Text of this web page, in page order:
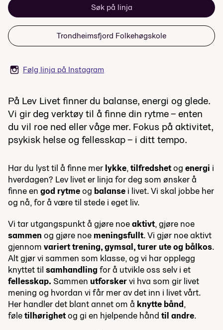
Søk på linja
Trondheimsfjord Folkehøgskole
Følg linja på Instagram
På Lev Livet finner du balanse, energi og glede.
Vi gir deg verktøy til å finne din rytme – enten
du vil roe ned eller våge mer. Fokus på aktivitet,
psykisk helse og fellesskap – i ditt tempo.
Har du lyst til å finne mer lykke,tilfredshetog energi i
hverdagen? Lev livet er linja for deg som ønsker å
finne en god rytmeog balanse i livet. Vi skal jobbe her
og nå, for å være til stede i eget liv.
Vi tar utgangspunkt å gjøre noeaktivt, gjøre noe
sammen og gjøre noe meningsfullt. Vi gjør noe aktivt
gjennom variert trening, gymsal, turer ute og bålkos.
Alt gjør vi sammen som klasse, og vi har opplegg
knyttet til samhandling for å utvikle oss selv i et
fellesskap. Sammen utforskervi hva som gir livet
mening og hvordan vi får mer av det inn i livet vårt.
Her handler det blant annet om å knytte bånd,
føletilhørighetog gi en hjelpende hånd til andre.